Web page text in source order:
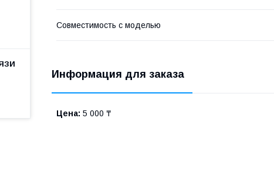
Совместимость с моделью
Информация для заказа
Цена: 5 000 ₸